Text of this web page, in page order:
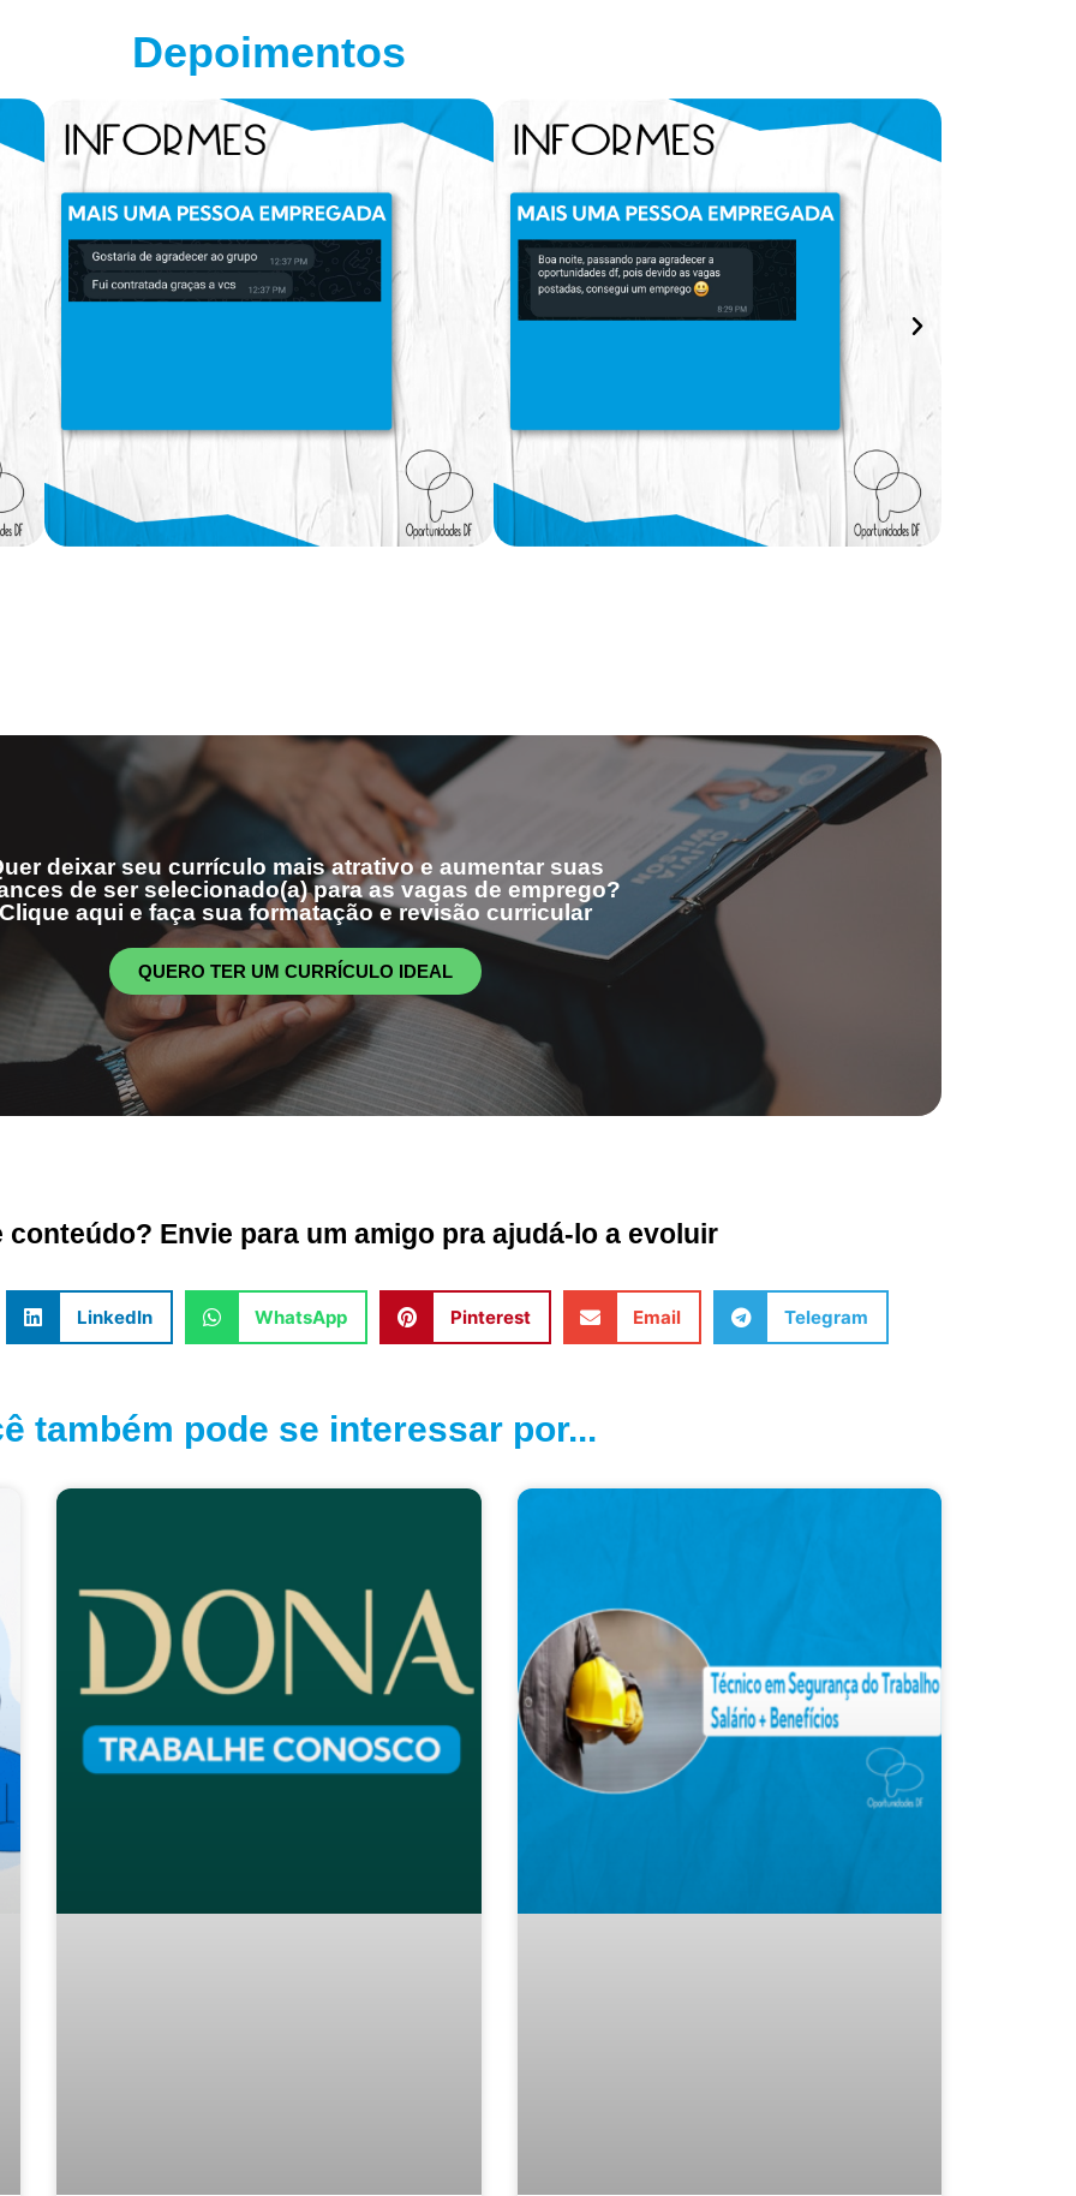
Depoimentos
deixar seu currículo mais atrativo e aumentar suas
de ser selecionado(a) para as vagas de emprego?
aqui e faça sua formatação e revisão curricular
QUERO TER UM CURRÍCULO IDEAL
conteúdo? Envie para um amigo pra ajudá-lo a evoluir
LinkedIn WhatsApp Pinterest Email Telegram
também pode se interessar por...